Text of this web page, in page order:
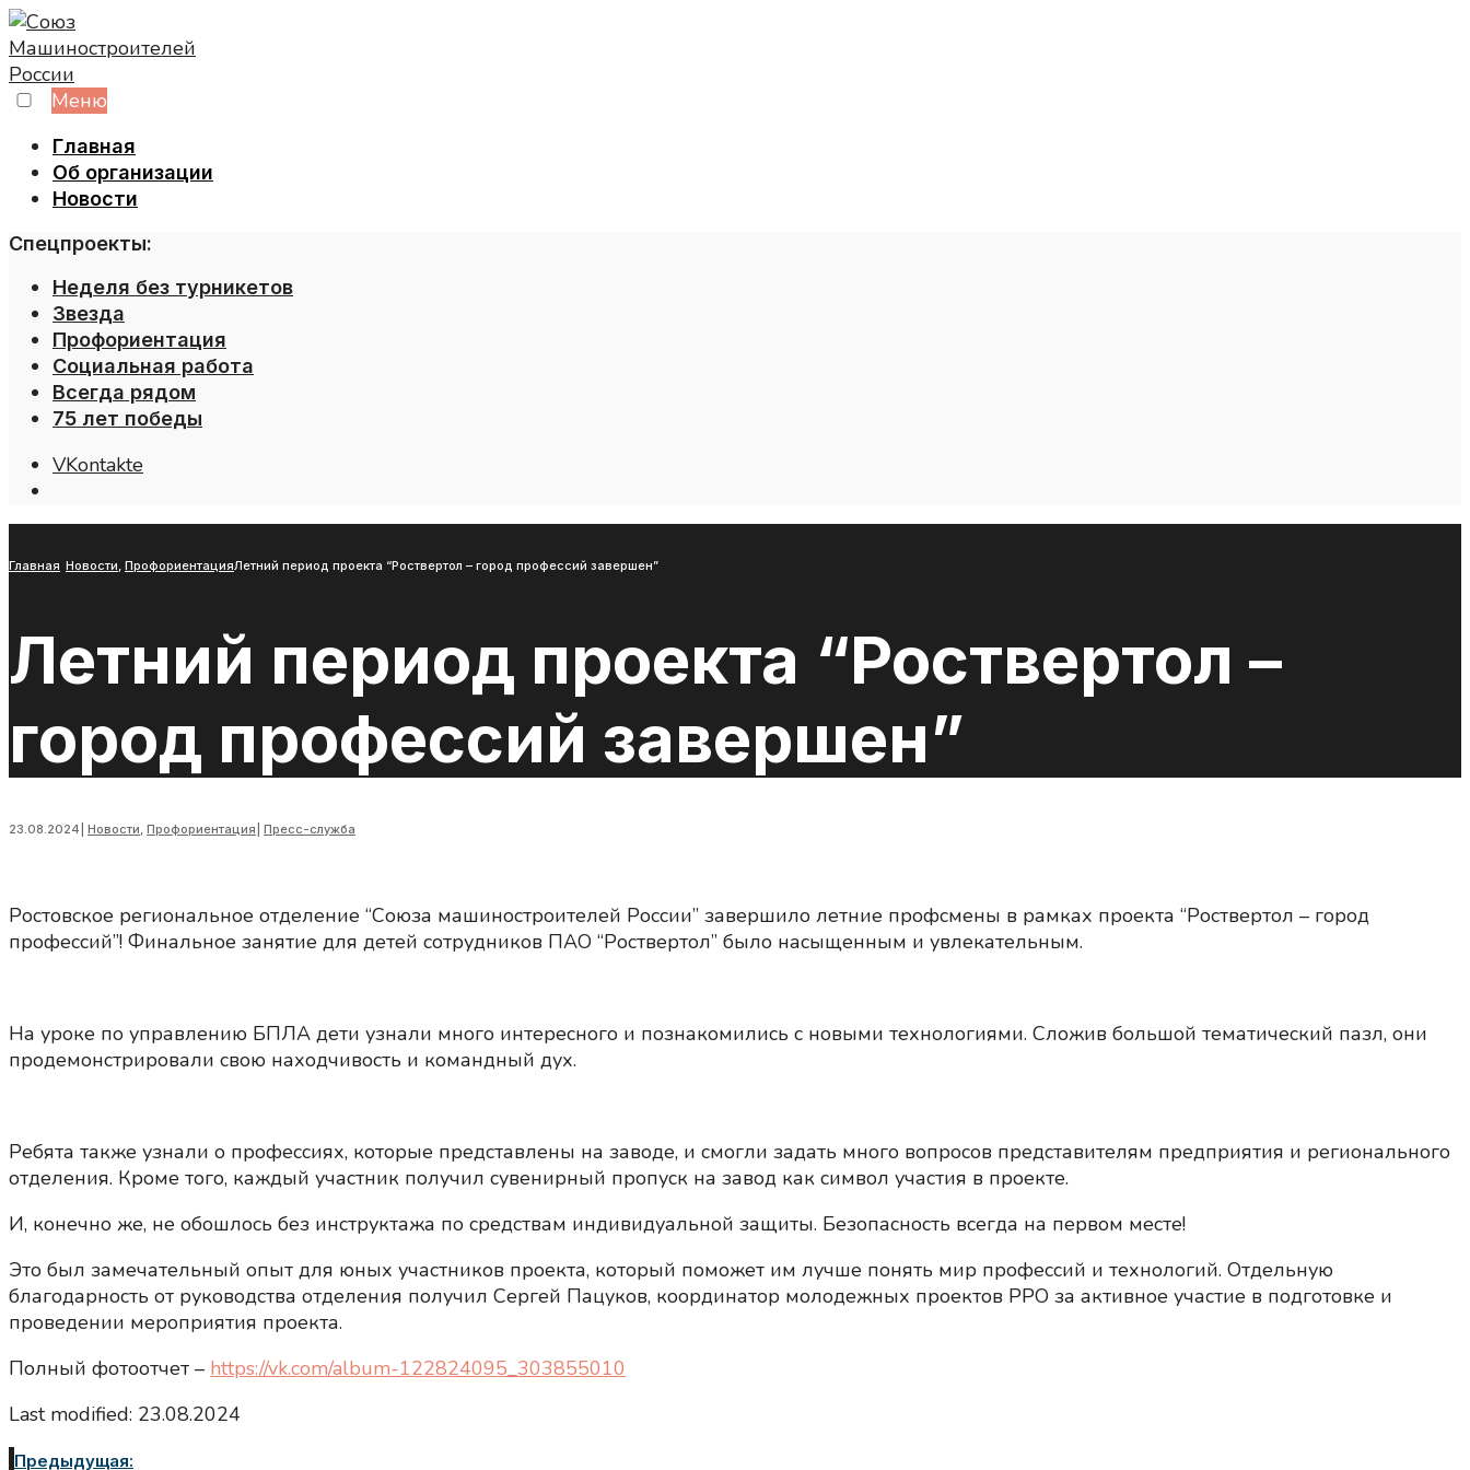
Skip
to
content
Меню
Главная
Об организации
Новости
Спецпроекты:
Неделя без турникетов
Звезда
Профориентация
Социальная работа
Всегда рядом
75 лет победы
VKontakte
Главная Новости, ПрофориентацияЛетний период проекта “Роствертол – город профессий завершен”
Летний период проекта “Роствертол –
город профессий завершен”
23.08.2024 Новости, Профориентация Пресс-служба
Ростовское региональное отделение “Союза машиностроителей России” завершило летние профсмены в рамках проекта “Роствертол – город
профессий”! Финальное занятие для детей сотрудников ПАО “Роствертол” было насыщенным и увлекательным.
На уроке по управлению БПЛА дети узнали много интересного и познакомились с новыми технологиями. Сложив большой тематический пазл, они
продемонстрировали свою находчивость и командный дух.
Ребята также узнали о профессиях, которые представлены на заводе, и смогли задать много вопросов представителям предприятия и регионального
отделения. Кроме того, каждый участник получил сувенирный пропуск на завод как символ участия в проекте.
И, конечно же, не обошлось без инструктажа по средствам индивидуальной защиты. Безопасность всегда на первом месте!
Это был замечательный опыт для юных участников проекта, который поможет им лучше понять мир профессий и технологий. Отдельную
благодарность от руководства отделения получил Сергей Пацуков, координатор молодежных проектов РРО за активное участие в подготовке и
проведении мероприятия проекта.
Полный фотоотчет – https://vk.com/album-122824095_303855010
Last modified: 23.08.2024
Предыдущая: